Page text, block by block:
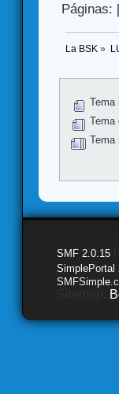
Páginas:
La BSK »
Tema
Tema
Tema
SMF 2.0.15
SimplePortal